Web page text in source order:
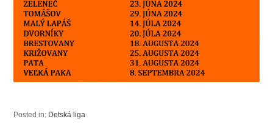
Posted in: Detská liga